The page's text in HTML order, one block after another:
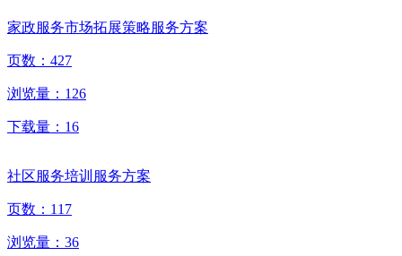
家政服务市场拓展策略服务方案
页数： 427
浏览量： 126
下载量： 16
社区服务培训服务方案
页数： 117
浏览量： 36